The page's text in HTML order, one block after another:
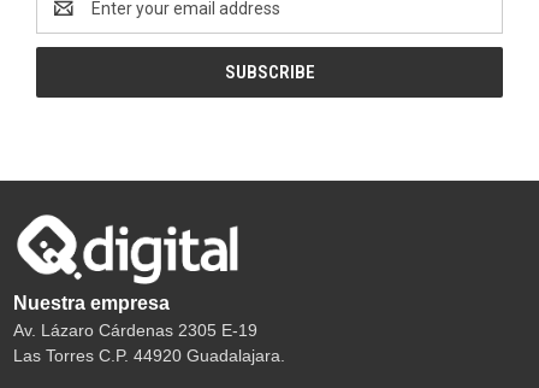
Address
Nuestra empresa
Av. Lázaro Cárdenas 2305 E-19
Las Torres C.P. 44920 Guadalajara.